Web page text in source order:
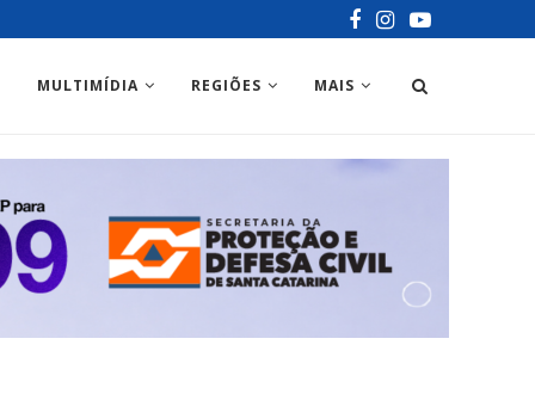
MULTIMÍDIA REGIÕES MAIS